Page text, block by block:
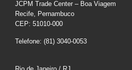
JCPM Trade Center – Boa Viagem
Recife, Pernambuco
CEP: 51010-000
Telefone: (81) 3040-0053